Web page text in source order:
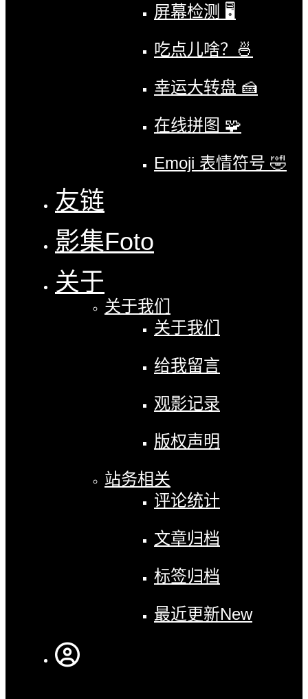
屏幕检测 🖥
吃点儿啥？🍜
幸运大转盘 🍰
在线拼图 🧩
Emoji 表情符号 🤣
友链
影集Foto
关于
关于我们
关于我们
给我留言
观影记录
版权声明
站务相关
评论统计
文章归档
标签归档
最近更新New